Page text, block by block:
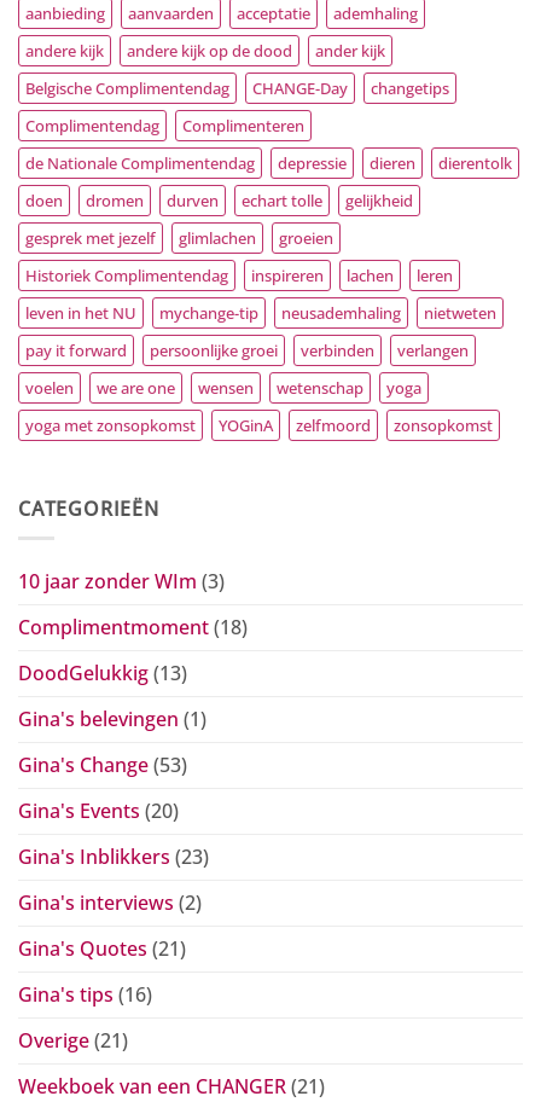
aanbieding aanvaarden acceptatie
ademhaling
andere kijk
andere kijk op de dood
ander kijk
Belgische Complimentendag
CHANGE-Day
changetips
Complimentendag
Complimenteren
de Nationale Complimentendag
depressie dieren
dierentolk
doen
dromen durven echart tolle
gelijkheid
gesprek met jezelf
glimlachen
groeien
Historiek Complimentendag
inspireren lachen
leren
leven in het NU
mychange-tip neusademhaling
nietweten
pay it forward
persoonlijke groei verbinden
verlangen
voelen
we are one wensen wetenschap
yoga
yoga met zonsopkomst
YOGinA zelfmoord zonsopkomst
CATEGORIEËN
10 jaar zonder WIm (3)
Complimentmoment(18)
DoodGelukkig(13)
Gina's belevingen (1)
Gina's Change(53)
Gina's Events (20)
Gina's Inblikkers (23)
Gina's interviews (2)
Gina's Quotes (21)
Gina's tips (16)
Overige(21)
Weekboek van een CHANGER(21)